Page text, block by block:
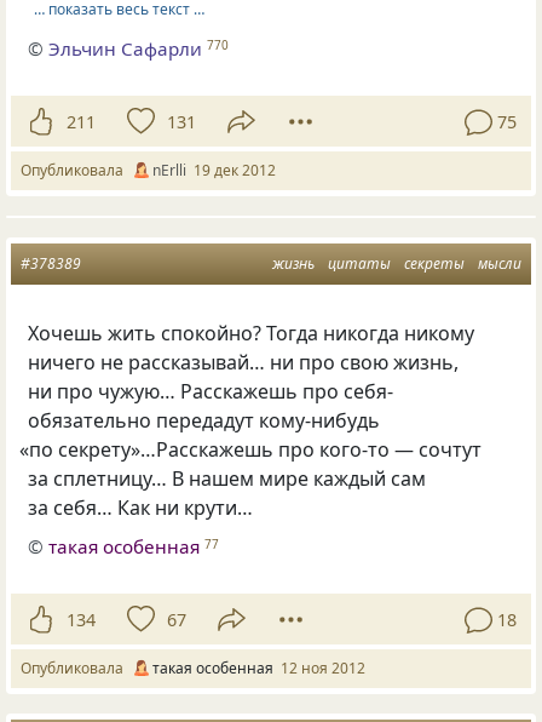
… показать весь текст …
©Эльчин Сафарли 770
211 131 75
Опубликовала nErlli 19 дек 2012
жизнь цитаты секреты мысли
#378389
Хочешь жить спокойно? Тогда никогда никому
ничего не рассказывай… ни про свою жизнь,
ни про чужую… Расскажешь про себя-
обязательно передадут кому-нибудь
«по секрету»…Расскажешь про кого-то — сочтут
за сплетницу… В нашем мире каждый сам
за себя… Как ни крути…
©такая особенная 77
134 67 18
Опубликовала такая особенная 12 ноя 2012